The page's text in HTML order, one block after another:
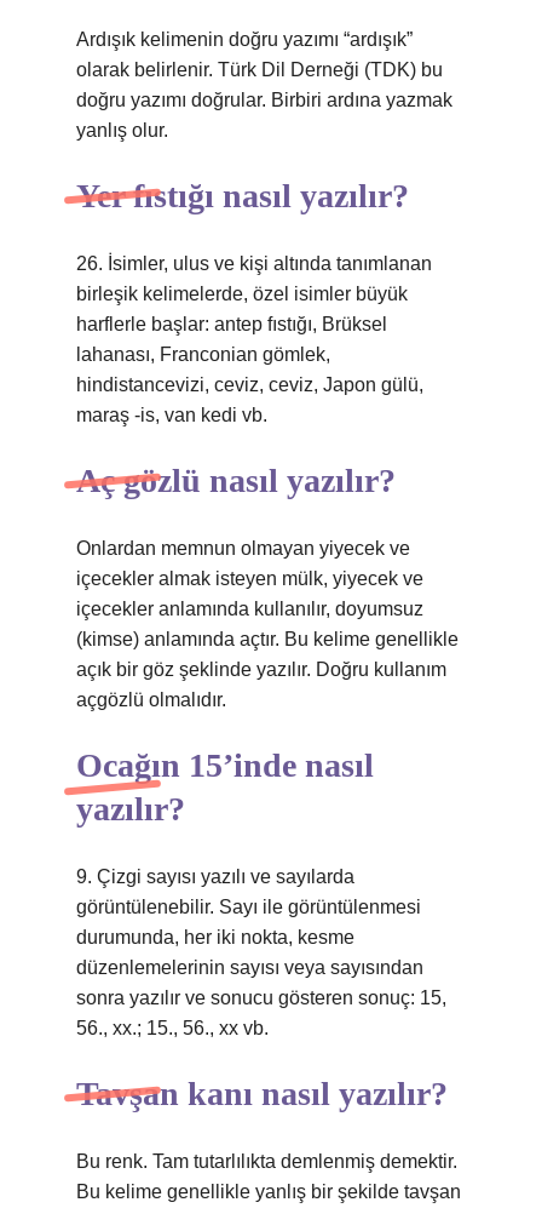
Ardışık kelimenin doğru yazımı “ardışık”
olarak belirlenir. Türk Dil Derneği (TDK) bu
doğru yazımı doğrular. Birbiri ardına yazmak
yanlış olur.
Yer fıstığı nasıl yazılır?
26. İsimler, ulus ve kişi altında tanımlanan
birleşik kelimelerde, özel isimler büyük
harflerle başlar: antep fıstığı, Brüksel
lahanası, Franconian gömlek,
hindistancevizi, ceviz, ceviz, Japon gülü,
maraş -is, van kedi vb.
Aç gözlü nasıl yazılır?
Onlardan memnun olmayan yiyecek ve
içecekler almak isteyen mülk, yiyecek ve
içecekler anlamında kullanılır, doyumsuz
(kimse) anlamında açtır. Bu kelime genellikle
açık bir göz şeklinde yazılır. Doğru kullanım
açgözlü olmalıdır.
Ocağın 15’inde nasıl
yazılır?
9. Çizgi sayısı yazılı ve sayılarda
görüntülenebilir. Sayı ile görüntülenmesi
durumunda, her iki nokta, kesme
düzenlemelerinin sayısı veya sayısından
sonra yazılır ve sonucu gösteren sonuç: 15,
56., xx.; 15., 56., xx vb.
Tavşan kanı nasıl yazılır?
Bu renk. Tam tutarlılıkta demlenmiş demektir.
Bu kelime genellikle yanlış bir şekilde tavşan